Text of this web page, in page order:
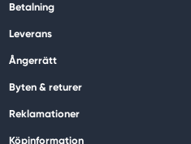
Betalning
Leverans
Ångerrätt
Byten & returer
Reklamationer
Köpinformation